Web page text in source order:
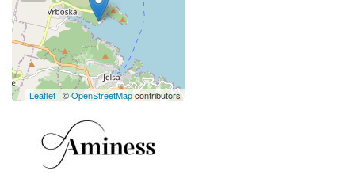
Leaflet | ©OpenStreetMapcontributors